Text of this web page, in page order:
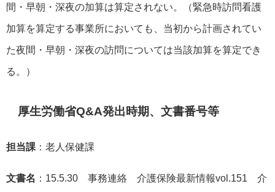
間・早朝・深夜の加算は算定されない。（緊急時訪問看護
加算を算定する事業所においても、当初から計画されてい
た夜間・早朝・深夜の訪問については当該加算を算定でき
る。）
厚生労働省Q&A発出時期、文書番号等
担当課 ：老人保健課
文書名 ：15.5.30 事務連絡 介護保険最新情報vol.151 介